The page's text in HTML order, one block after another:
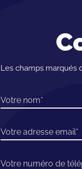
Les champs marqués
Votre nom
Votre adresse email
Votre numéro de